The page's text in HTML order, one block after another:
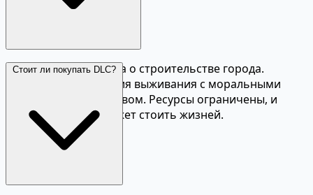
Только внешне — оба о строительстве города.
Frostpunk — стратегия выживания с моральными
выборами и нарративом. Ресурсы ограничены, и
каждое решение может стоить жизней.
Стоит ли покупать DLC?